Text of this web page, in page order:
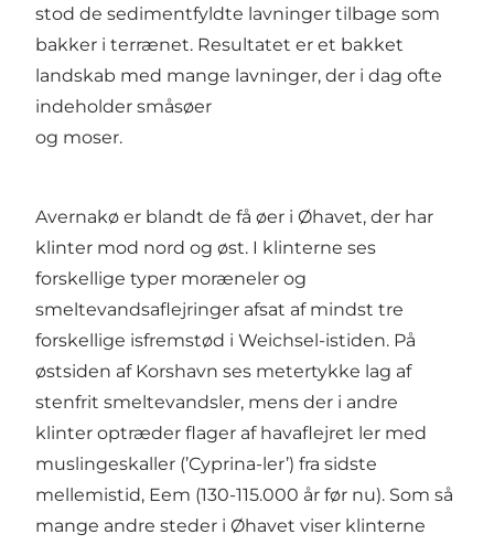
stod de sedimentfyldte lavninger tilbage som
bakker i terrænet. Resultatet er et bakket
landskab med mange lavninger, der i dag ofte
indeholder småsøer
og moser.
Avernakø er blandt de få øer i Øhavet, der har
klinter mod nord og øst. I klinterne ses
forskellige typer moræneler og
smeltevandsaflejringer afsat af mindst tre
forskellige isfremstød i Weichsel-istiden. På
østsiden af Korshavn ses metertykke lag af
stenfrit smeltevandsler, mens der i andre
klinter optræder flager af havaflejret ler med
muslingeskaller (’Cyprina-ler’) fra sidste
mellemistid, Eem (130-115.000 år før nu). Som så
mange andre steder i Øhavet viser klinterne